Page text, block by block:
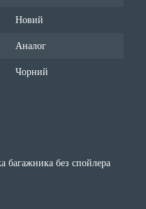
Новий
Аналог
Чорний
багажника без спойлера